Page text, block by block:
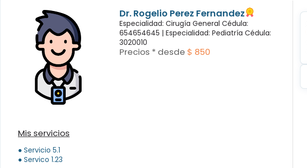
Dr. Rogelio Perez Fernandez
Especialidad: Cirugía General Cédula:
654654645 | Especialidad: Pediatría Cédula:
3020010
Precios * desde $ 850
Mis servicios
● Servicio 5.1
● Servico 1.23